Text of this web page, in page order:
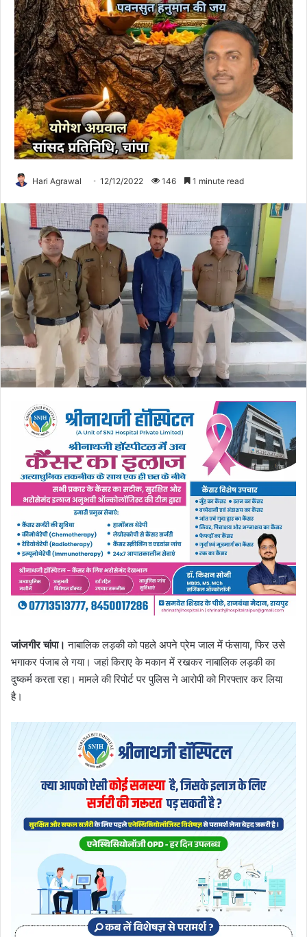
Hari Agrawal 12/12/2022 146 1 minute read
जांजगीर चांपा। नाबालिक लड़की को पहले अपने प्रेम जाल में फंसाया, फिर उसे
भगाकर पंजाब ले गया। जहां किराए के मकान में रखकर नाबालिक लड़की का
दुष्कर्म करता रहा। मामले की रिपोर्ट पर पुलिस ने आरोपी को गिरफ्तार कर लिया
है।